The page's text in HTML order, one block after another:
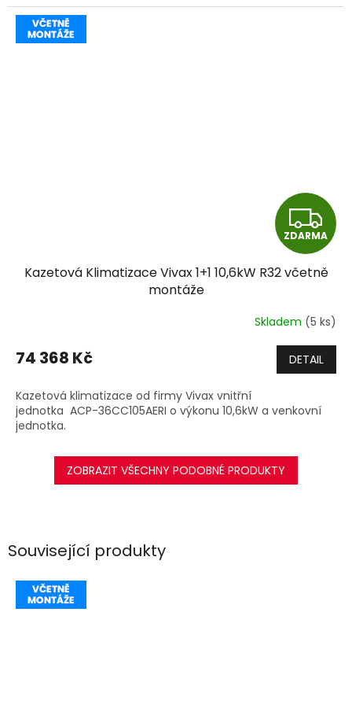
Související produkty
Z
D
A
R
M
A
ZDARMA
Kazetová Klimatizace Vivax 1+1 10,6kW R32 včetně
montáže
Skladem (5 ks)
74 368 Kč DETAIL
Kazetová klimatizace od firmy Vivax vnitřní
jednotka ACP-36CC105AERI o výkonu 10,6kW a venkovní
jednotka.
ZOBRAZIT VŠECHNY PODOBNÉ PRODUKTY